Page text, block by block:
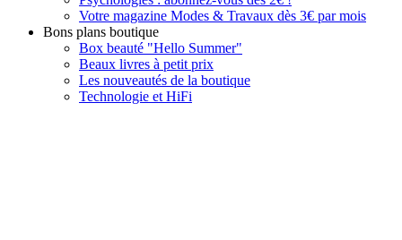
Votre magazine Modes & Travaux dès 3€ par mois
Bons plans boutique
Box beauté "Hello Summer"
Beaux livres à petit prix
Les nouveautés de la boutique
Technologie et HiFi